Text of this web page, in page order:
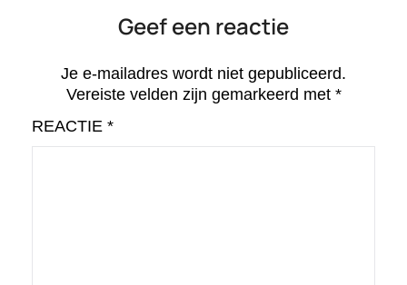
Geef een reactie
Je e-mailadres wordt niet gepubliceerd.
Vereiste velden zijn gemarkeerd met *
REACTIE *